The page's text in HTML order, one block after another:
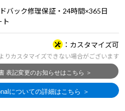
バック修理保証・24時間×365日
ト
カスタマイズ可
りカスタマイズできない場合がございます